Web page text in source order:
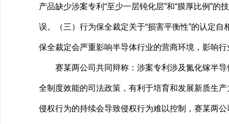
产品缺少涉案专利“至少一层钝化层”和“膜厚比例”
误。（三）行为保全裁定关于“损害平衡性”的认定
保全裁定会严重影响半导体行业的营商环境，影响
赛某两公司共同辩称：涉案专利涉及氮化镓半导
全制度效能的司法政策，有利于培育和发展新质生
侵权行为的持续会导致侵权行为难以控制，赛某两